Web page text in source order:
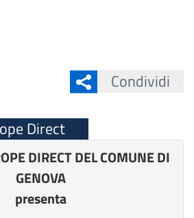
Condividi
Direct
DIRECT DEL COMUNE DI
GENOVA
presenta